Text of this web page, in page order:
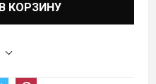
В КОРЗИНУ